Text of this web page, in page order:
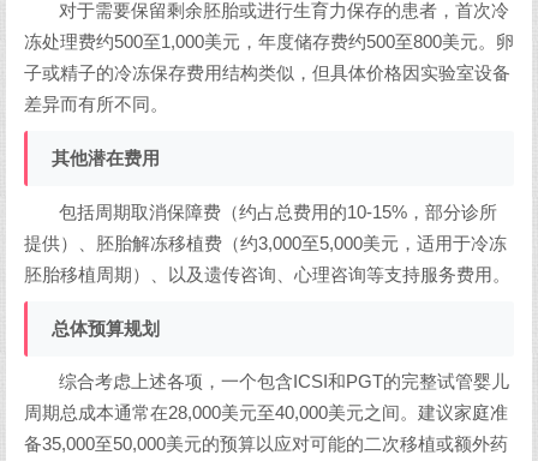
对于需要保留剩余胚胎或进行生育力保存的患者，首次冷
冻处理费约500至1,000美元，年度储存费约500至800美元。卵
子或精子的冷冻保存费用结构类似，但具体价格因实验室设备
差异而有所不同。
其他潜在费用
包括周期取消保障费（约占总费用的10-15%，部分诊所
提供）、胚胎解冻移植费（约3,000至5,000美元，适用于冷冻
胚胎移植周期）、以及遗传咨询、心理咨询等支持服务费用。
总体预算规划
综合考虑上述各项，一个包含ICSI和PGT的完整试管婴儿
周期总成本通常在28,000美元至40,000美元之间。建议家庭准
备35,000至50,000美元的预算以应对可能的二次移植或额外药